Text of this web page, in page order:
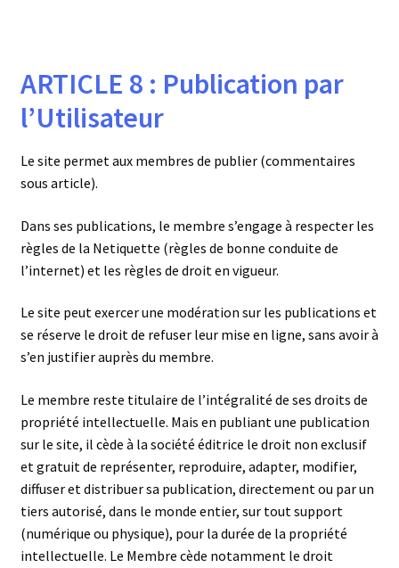
ARTICLE 8 : Publication par
l’Utilisateur
Le site permet aux membres de publier (commentaires
sous article).
Dans ses publications, le membre s’engage à respecter les
règles de la Netiquette (règles de bonne conduite de
l’internet) et les règles de droit en vigueur.
Le site peut exercer une modération sur les publications et
se réserve le droit de refuser leur mise en ligne, sans avoir à
s’en justifier auprès du membre.
Le membre reste titulaire de l’intégralité de ses droits de
propriété intellectuelle. Mais en publiant une publication
sur le site, il cède à la société éditrice le droit non exclusif
et gratuit de représenter, reproduire, adapter, modifier,
diffuser et distribuer sa publication, directement ou par un
tiers autorisé, dans le monde entier, sur tout support
(numérique ou physique), pour la durée de la propriété
intellectuelle. Le Membre cède notamment le droit